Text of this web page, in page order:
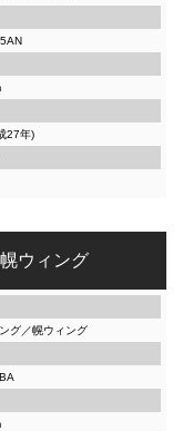
27年)
ウィング
グ／幌ウィング